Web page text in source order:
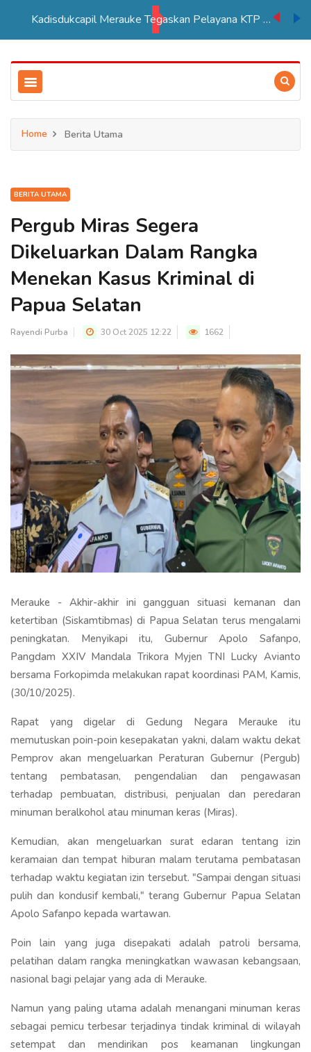
Kadisdukcapil Merauke Tegaskan Pelayana KTP Sesuai SOP
Home Berita Utama
BERITA UTAMA
Pergub Miras Segera
Dikeluarkan Dalam Rangka
Menekan Kasus Kriminal di
Papua Selatan
Rayendi Purba 30 Oct 2025 12:22 1662
Merauke - Akhir-akhir ini gangguan situasi kemanan dan
ketertiban (Siskamtibmas) di Papua Selatan terus mengalami
peningkatan. Menyikapi itu, Gubernur Apolo Safanpo,
Pangdam XXIV Mandala Trikora Myjen TNI Lucky Avianto
bersama Forkopimda melakukan rapat koordinasi PAM, Kamis,
(30/10/2025).
Rapat yang digelar di Gedung Negara Merauke itu
memutuskan poin-poin kesepakatan yakni, dalam waktu dekat
Pemprov akan mengeluarkan Peraturan Gubernur (Pergub)
tentang pembatasan, pengendalian dan pengawasan
terhadap pembuatan, distribusi, penjualan dan peredaran
minuman beralkohol atau minuman keras (Miras).
Kemudian, akan mengeluarkan surat edaran tentang izin
keramaian dan tempat hiburan malam terutama pembatasan
terhadap waktu kegiatan izin tersebut. "Sampai dengan situasi
pulih dan kondusif kembali," terang Gubernur Papua Selatan
Apolo Safanpo kepada wartawan.
Poin lain yang juga disepakati adalah patroli bersama,
pelatihan dalam rangka meningkatkan wawasan kebangsaan,
nasional bagi pelajar yang ada di Merauke.
Namun yang paling utama adalah menangani minuman keras
sebagai pemicu terbesar terjadinya tindak kriminal di wilayah
setempat dan mendirikan pos keamanan lingkungan